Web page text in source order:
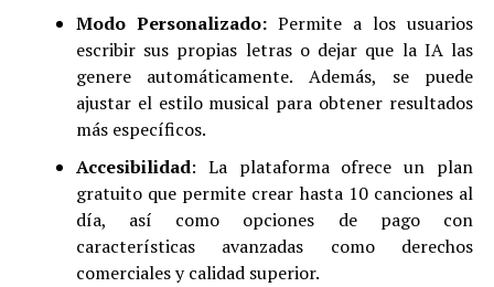
Modo Personalizado:Permite a los usuarios
escribir sus propias letras o dejar que la IA las
genere automáticamente. Además, se puede
ajustar el estilo musical para obtener resultados
más específicos.
Accesibilidad: La plataforma ofrece un plan
gratuito que permite crear hasta 10 canciones al
día, así como opciones de pago con
características avanzadas como derechos
comerciales y calidad superior.